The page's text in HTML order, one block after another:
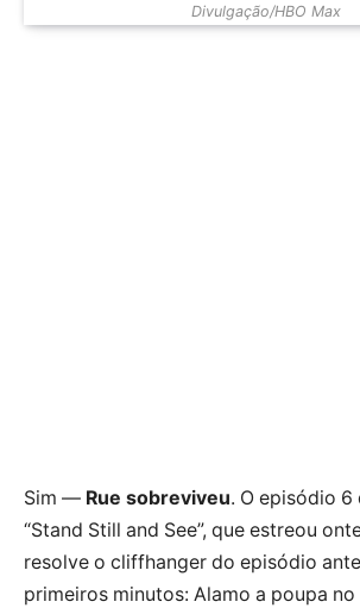
Divulgação/HBO Max
Sim — Rue sobreviveu. O episódio 6
“Stand Still and See”, que estreou
resolve o cliffhanger do episódio
primeiros minutos: Alamo a poupa